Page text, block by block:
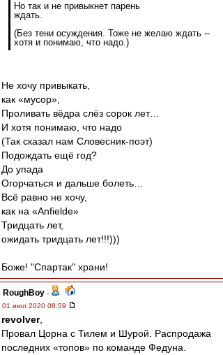
Но так и не привыкнет парень
ждать.
(Без тени осуждения. Тоже не желаю ждать --
хотя и понимаю, что надо.)
Не хочу привыкать,
как «мусор»,
Проливать вёдра слёз сорок лет…
И хотя понимаю, что надо
(Так сказал нам Словесник-поэт)
Подождать ещё год?
До упада
Огорчаться и дальше болеть…
Всё равно не хочу,
как на «Anfieldе»
Тридцать лет,
ожидать тридцать лет!!!)))
Боже! "Спартак" храни!
RoughBoy -
01 июл 2020 08:59
revolver,
Провал Цорна с Тилем и Шурой. Распродажа
последних «топов» по команде Федуна.